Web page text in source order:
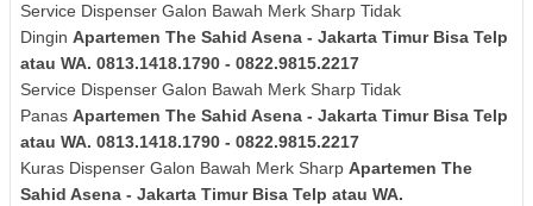
Service Dispenser Galon Bawah Merk Sharp Tidak
Dingin Apartemen The Sahid Asena - Jakarta Timur Bisa Telp
atau WA. 0813.1418.1790 - 0822.9815.2217
Service Dispenser Galon Bawah Merk Sharp Tidak
Panas Apartemen The Sahid Asena - Jakarta Timur Bisa Telp
atau WA. 0813.1418.1790 - 0822.9815.2217
Kuras Dispenser Galon Bawah Merk Sharp Apartemen The
Sahid Asena - Jakarta Timur Bisa Telp atau WA.